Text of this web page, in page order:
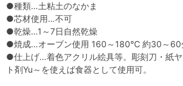
●種類…土粘土のなかま
●芯材使用…不可
●乾燥…1～7日自然乾燥
●焼成…オーブン使用 160～180℃ 約30～60
●仕上げ…着色アクリル絵具等。彫刻刀・紙
ト剤Yu～を使えば食器として使用可。